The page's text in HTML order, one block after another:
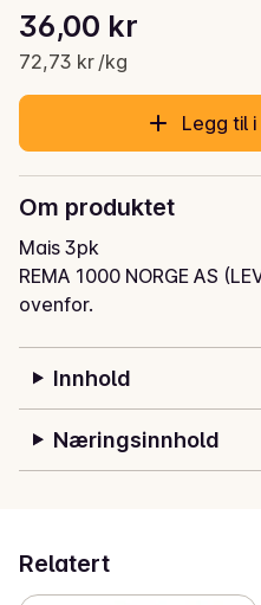
Gjeldende pris er: 36,00 kr
36,00 kr
72,73 kr /kg
Stykkpris: 72,73 kr /kg
Legg til
Om produktet
Mais 3pk
REMA 1000 NORGE AS
ovenfor.
Innhold
Næringsinnhold
Relatert